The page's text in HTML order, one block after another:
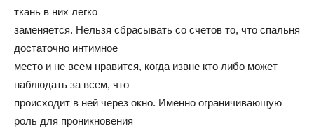
дизайне
ткань в них легко
заменяется. Нельзя сбрасывать со счетов то, что спальня
достаточно интимное
место и не всем нравится, когда извне кто либо может
наблюдать за всем, что
происходит в ней через окно. Именно ограничивающую
роль для проникновения